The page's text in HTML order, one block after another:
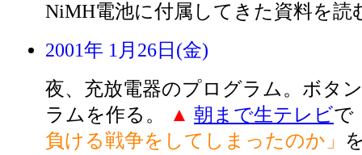
NiMH電池に付属してきた資料を読
2001年 1月26日(金)
夜、充放電器のプログラム。ボタ
ラムを作る。
▲ 朝まで生テレビで
負ける戦争をしてしまったのか」